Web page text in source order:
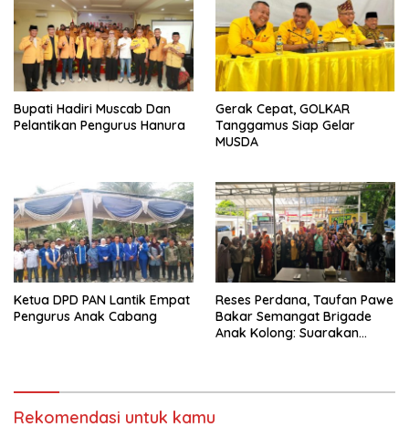
Bupati Hadiri Muscab Dan
Pelantikan Pengurus Hanura
Gerak Cepat, GOLKAR
Tanggamus Siap Gelar
MUSDA
Ketua DPD PAN Lantik Empat
Pengurus Anak Cabang
Reses Perdana, Taufan Pawe
Bakar Semangat Brigade
Anak Kolong: Suarakan
Rekomendasi untuk kamu